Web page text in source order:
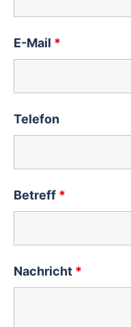
E-Mail *
Telefon
Betreff *
Nachricht *